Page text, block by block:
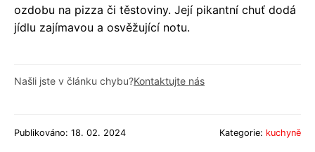
ozdobu na pizza či těstoviny. Její pikantní chuť dodá
jídlu zajímavou a osvěžující notu.
Našli jste v článku chybu?Kontaktujte nás
Publikováno: 18. 02. 2024 Kategorie: kuchyně